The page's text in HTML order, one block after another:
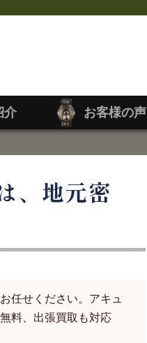
介 お客様の声
、地元密
任せください。アキュ
料、出張買取も対応